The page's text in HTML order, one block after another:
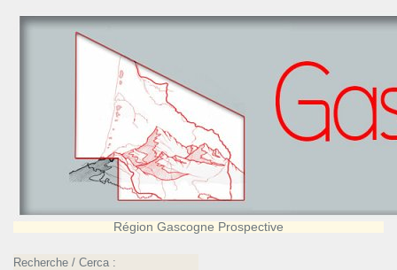
Région Gascogne Prospective
Recherche / Cerca :